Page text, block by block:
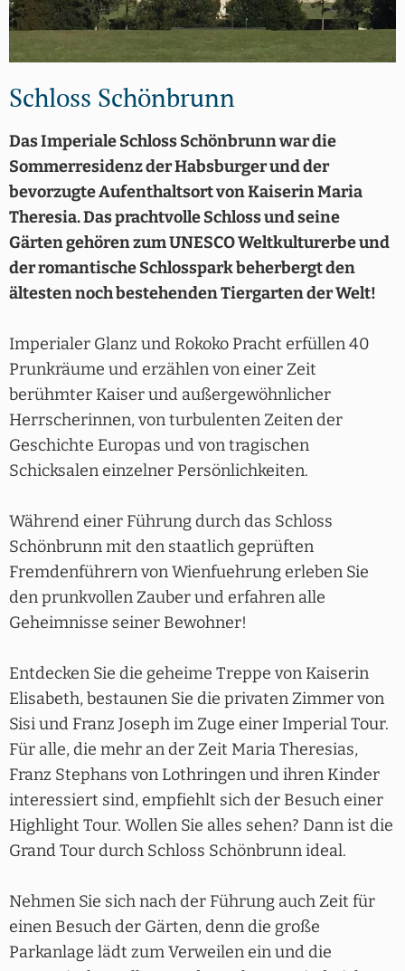
Schloss Schönbrunn
Das Imperiale Schloss Schönbrunn war die
Sommerresidenz der Habsburger und der
bevorzugte Aufenthaltsort von Kaiserin Maria
Theresia. Das prachtvolle Schloss und seine
Gärten gehören zum UNESCO Weltkulturerbe und
der romantische Schlosspark beherbergt den
ältesten noch bestehenden Tiergarten der Welt!
Imperialer Glanz und Rokoko Pracht erfüllen 40
Prunkräume und erzählen von einer Zeit
berühmter Kaiser und außergewöhnlicher
Herrscherinnen, von turbulenten Zeiten der
Geschichte Europas und von tragischen
Schicksalen einzelner Persönlichkeiten.
Während einer Führung durch das Schloss
Schönbrunn mit den staatlich geprüften
Fremdenführern von Wienfuehrung erleben Sie
den prunkvollen Zauber und erfahren alle
Geheimnisse seiner Bewohner!
Entdecken Sie die geheime Treppe von Kaiserin
Elisabeth, bestaunen Sie die privaten Zimmer von
Sisi und Franz Joseph im Zuge einer Imperial Tour.
Für alle, die mehr an der Zeit Maria Theresias,
Franz Stephans von Lothringen und ihren Kinder
interessiert sind, empfiehlt sich der Besuch einer
Highlight Tour. Wollen Sie alles sehen? Dann ist die
Grand Tour durch Schloss Schönbrunn ideal.
Nehmen Sie sich nach der Führung auch Zeit für
einen Besuch der Gärten, denn die große
Parkanlage lädt zum Verweilen ein und die